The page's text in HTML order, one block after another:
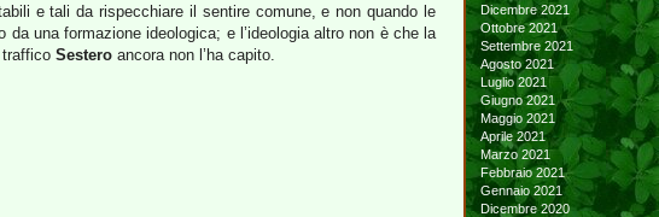
e tali da rispecchiare il sentire comune, e non quando le
una formazione ideologica; e l’ideologia altro non è che la
Sestero ancora non l’ha capito.
Dicembre 2021
Ottobre 2021
Settembre 2021
Agosto 2021
Luglio 2021
Giugno 2021
Maggio 2021
Aprile 2021
Marzo 2021
Febbraio 2021
Gennaio 2021
Dicembre 2020